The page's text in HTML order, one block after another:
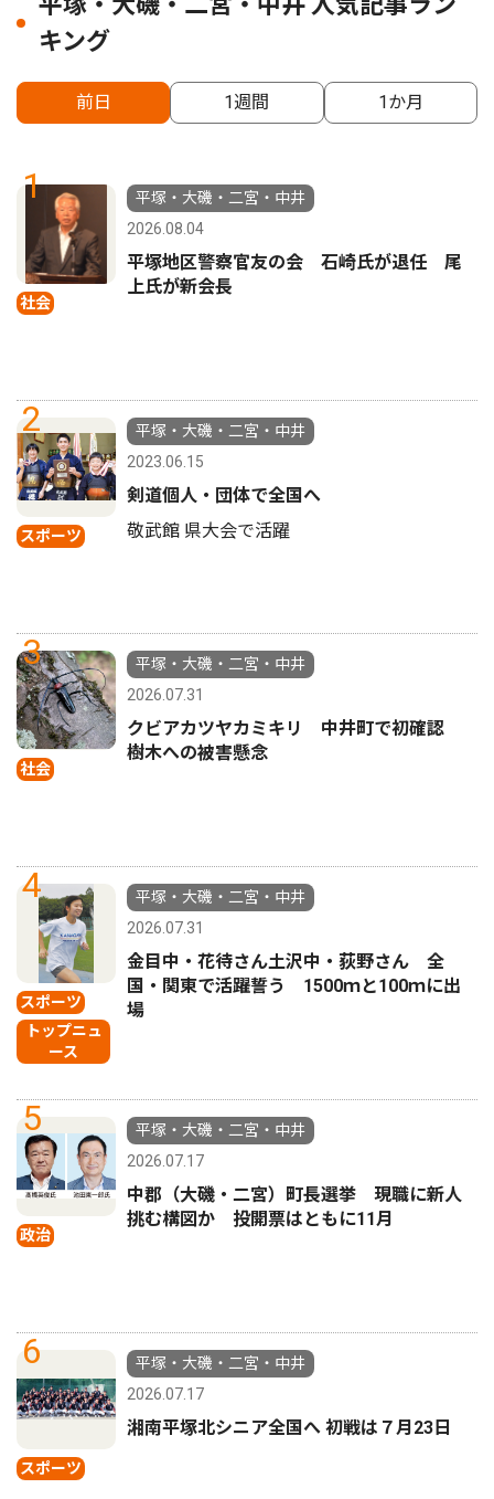
キング
前日 1週間 1か月
1
社会
平塚・大磯・二宮・中井
2026.08.04
平塚地区警察官友の会 石崎氏が退任 尾
上氏が新会長
2
スポーツ
平塚・大磯・二宮・中井
2023.06.15
剣道個人・団体で全国へ
敬武館 県大会で活躍
3
社会
平塚・大磯・二宮・中井
2026.07.31
クビアカツヤカミキリ 中井町で初確認
樹木への被害懸念
4
スポーツ
トップニュ
ース
平塚・大磯・二宮・中井
2026.07.31
金目中・花待さん土沢中・荻野さん 全
国・関東で活躍誓う 1500ｍと100ｍに出
場
5
政治
平塚・大磯・二宮・中井
2026.07.17
中郡（大磯・二宮）町長選挙 現職に新人
挑む構図か 投開票はともに11月
6
スポーツ
平塚・大磯・二宮・中井
2026.07.17
湘南平塚北シニア全国へ 初戦は７月23日